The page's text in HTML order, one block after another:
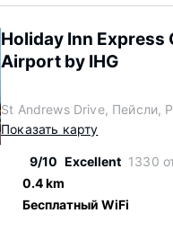
Holiday Inn Express
Airport by IHG
St Andrews Drive, Пейсли,
Показать карту
9/10 Excellent 1330
0.4 km
Бесплатный WiFi